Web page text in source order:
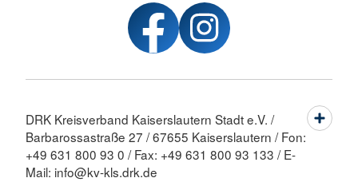
DRK Kreisverband Kaiserslautern Stadt e.V. /
Barbarossastraße 27 / 67655 Kaiserslautern / Fon:
+49 631 800 93 0 / Fax: +49 631 800 93 133 / E-
Mail: info@kv-kls.drk.de